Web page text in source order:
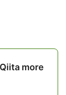
more